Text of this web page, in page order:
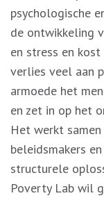
psychologische
de ontwikkeling
en stress en
verlies veel aan
armoede het
en zet in op het
Het werkt
beleidsmakers
structurele
Poverty Lab wil